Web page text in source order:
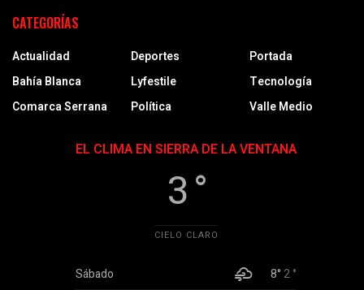
CATEGORÍAS
Actualidad
Bahía Blanca
Comarca Serrana
Deportes
Lyfestile
Política
Portada
Tecnología
Valle Medio
EL CLIMA EN SIERRA DE LA VENTANA
3 °
CIELO CLARO
Sábado 8°2 °